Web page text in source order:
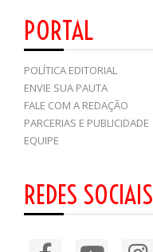
PORTAL
POLÍTICA EDITORIAL
ENVIE SUA PAUTA
FALE COM A REDAÇÃO
PARCERIAS E PUBLICIDADE
EQUIPE
REDES SOCIAIS